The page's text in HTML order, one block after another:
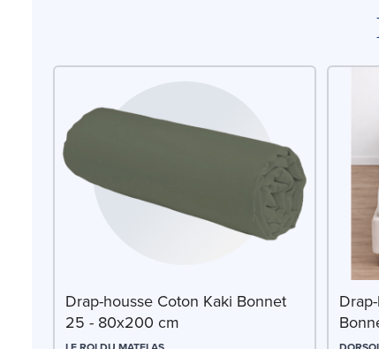
Drap-housse Coton Kaki Bonnet
25 - 80x200 cm